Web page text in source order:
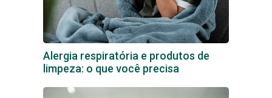
Alergia respiratória e produtos de
limpeza: o que você precisa